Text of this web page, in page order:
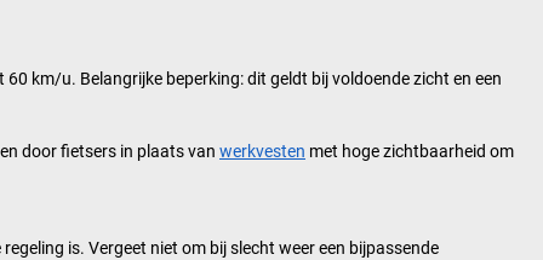
km/u. Belangrijke beperking: dit geldt bij voldoende zicht en een
door fietsers in plaats van werkvesten met hoge zichtbaarheid om
is. Vergeet niet om bij slecht weer een bijpassende